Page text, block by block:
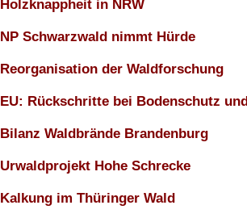
Holzknappheit in NRW
NP Schwarzwald nimmt Hürde
Reorganisation der Waldforschung
EU: Rückschritte bei Bodenschutz
Bilanz Waldbrände Brandenburg
Urwaldprojekt Hohe Schrecke
Kalkung im Thüringer Wald